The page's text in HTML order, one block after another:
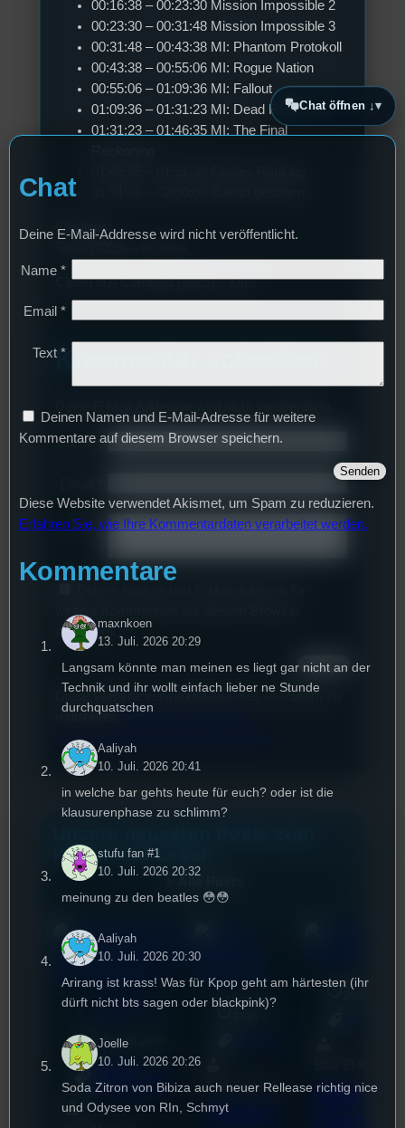
00:16:38 – 00:23:30 Mission Impossible 2
00:23:30 – 00:31:48 Mission Impossible 3
00:31:48 – 00:43:38 MI: Phantom Protokoll
00:43:38 – 00:55:06 MI: Rogue Nation
00:55:06 – 01:09:36 MI: Fallout
01:09:36 – 01:31:23 MI: Dead Reckoning
01:31:23 – 01:46:35 MI: The Final
Filmtipps:
Clown in A Cornfield (2025) – Kino
Kommentar schreiben
Name *
Text *
speichern.
Diese Website verwendet Akismet, um Spam zu
reduzieren.
Kommentardaten verarbeitet werden.
Hören und Lesen
mic UR-Watchlist
3. August 2026
Festivals ,
Veranstaltungen
18. Juli
Tom Sawitzki
Techn
17. Juli
Das
Chat öffnen ↓
Chat
Deine E-Mail-Addresse wird nicht veröffentlicht.
Name *
Email *
Text *
Deinen Namen und E-Mail-Adresse für weitere
Kommentare auf diesem Browser speichern.
Diese Website verwendet Akismet, um Spam zu reduzieren.
Erfahren Sie, wie Ihre Kommentardaten verarbeitet werden.
Kommentare
maxnkoen
13. Juli. 2026 20:29
Langsam könnte man meinen es liegt gar nicht an der
Technik und ihr wollt einfach lieber ne Stunde
durchquatschen
Aaliyah
10. Juli. 2026 20:41
in welche bar gehts heute für euch? oder ist die
klausurenphase zu schlimm?
stufu fan #1
10. Juli. 2026 20:32
meinung zu den beatles 😳😳
Aaliyah
10. Juli. 2026 20:30
Arirang ist krass! Was für Kpop geht am härtesten (ihr
dürft nicht bts sagen oder blackpink)?
Joelle
10. Juli. 2026 20:26
Soda Zitron von Bibiza auch neuer Rellease richtig nice
und Odysee von RIn, Schmyt